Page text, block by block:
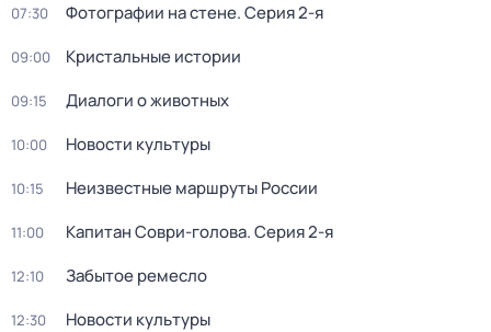
07:30 Фотографии на стене. Серия 2-я
09:00 Кристальные истории
09:15 Диалоги о животных
10:00 Новости культуры
10:15 Неизвестные маршруты России
11:00 Капитан Соври-голова. Серия 2-я
12:10 Забытое ремесло
12:30 Новости культуры